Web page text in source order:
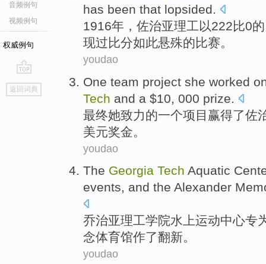
音频例句
视频例句
权威例句
go
top
返回词典
has been that lopsided.
1916年， 佐治亚理工以222比0
现过比分如此悬殊的比赛。
youdao
One team project she worked
Tech and a $10, 000 prize
最终她致力的一个项目 赢得了佐
美元奖金。
youdao
The Georgia Tech Aquatic
events, and the Alexander
乔治亚理工学院水上运动中心专
念体育馆作了翻新。
youdao